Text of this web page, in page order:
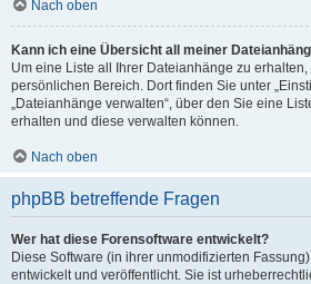
Nach oben
Kann ich eine Übersicht all meiner
Um eine Liste all Ihrer Dateianhänge zu
persönlichen Bereich. Dort finden Sie unter
„Dateianhänge verwalten“, über den Sie eine
erhalten und diese verwalten können.
Nach oben
phpBB betreffende Fragen
Wer hat diese Forensoftware entwickelt?
Diese Software (in ihrer unmodifizierten
entwickelt und veröffentlicht. Sie ist